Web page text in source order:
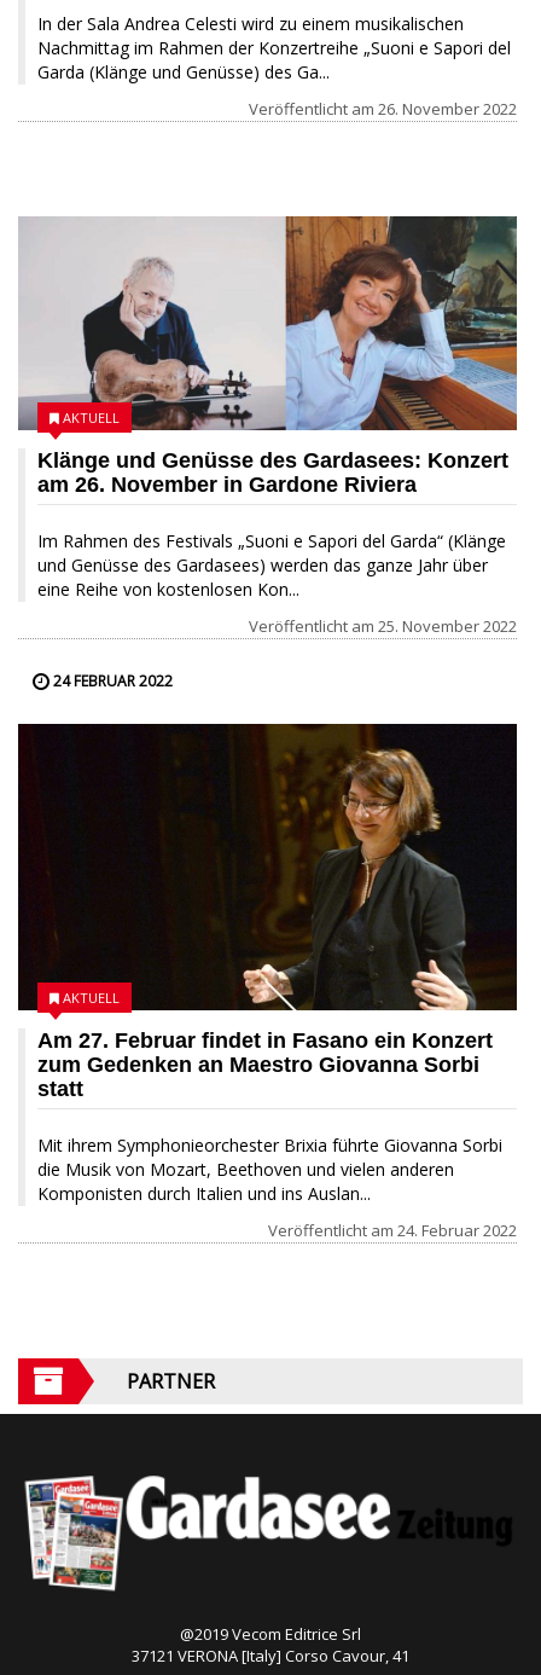
In der Sala Andrea Celesti wird zu einem musikalischen
Nachmittag im Rahmen der Konzertreihe „Suoni e Sapori del
Garda (Klänge und Genüsse) des Ga...
Veröffentlicht am 26. November 2022
Klänge und Genüsse des Gardasees: Konzert
am 26. November in Gardone Riviera
Im Rahmen des Festivals „Suoni e Sapori del Garda“ (Klänge
und Genüsse des Gardasees) werden das ganze Jahr über
eine Reihe von kostenlosen Kon...
AKTUELL
Veröffentlicht am 25. November 2022
24 FEBRUAR 2022
Am 27. Februar findet in Fasano ein Konzert
zum Gedenken an Maestro Giovanna Sorbi
statt
Mit ihrem Symphonieorchester Brixia führte Giovanna Sorbi
die Musik von Mozart, Beethoven und vielen anderen
Komponisten durch Italien und ins Auslan...
AKTUELL
Veröffentlicht am 24. Februar 2022
PARTNER
@2019 Vecom Editrice Srl
37121 VERONA [Italy] Corso Cavour, 41